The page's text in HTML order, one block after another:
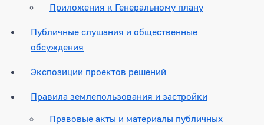
Приложения к Генеральному плану
Публичные слушания и общественные
обсуждения
Экспозиции проектов решений
Правила землепользования и застройки
Правовые акты и материалы публичных